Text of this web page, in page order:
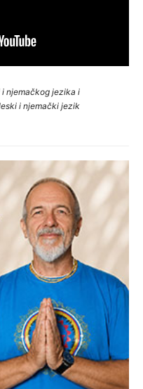
njemačkog jezika i
i njemački jezik